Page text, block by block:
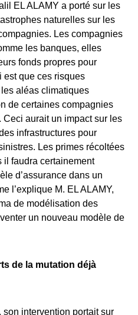
EL ALAMY a porté sur les
naturelles sur les
Les compagnies
les banques, elles
fonds propres pour
est que ces risques
aléas climatiques
de certaines compagnies
Ceci aurait un impact sur les
infrastructures pour
Les primes récoltées
il faudra certainement
d’assurance dans un
l’explique M. EL ALAMY,
de modélisation des
un nouveau modèle de
de la mutation déjà
intervention portait sur